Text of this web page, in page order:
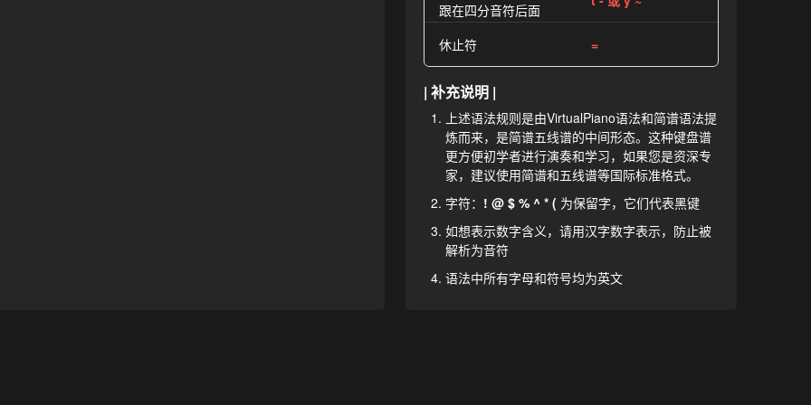
跟在四分音符后面
休止符 =
| 补充说明 |
上述语法规则是由VirtualPiano语法和简谱语法提
炼而来，是简谱五线谱的中间形态。这种键盘谱
更方便初学者进行演奏和学习，如果您是资深专
家，建议使用简谱和五线谱等国际标准格式。
字符： ! @ $ % ^ * ( 为保留字，它们代表黑键
如想表示数字含义，请用汉字数字表示，防止被
解析为音符
语法中所有字母和符号均为英文